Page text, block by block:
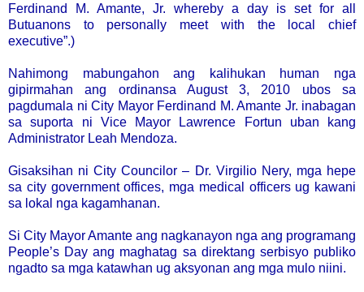
Ferdinand M. Amante, Jr. whereby a day is set for all
Butuanons to personally meet with the local chief
executive”.)
Nahimong mabungahon ang kalihukan human nga
gipirmahan ang ordinansa August 3, 2010 ubos sa
pagdumala ni City Mayor Ferdinand M. Amante Jr. inabagan
sa suporta ni Vice Mayor Lawrence Fortun uban kang
Administrator Leah Mendoza.
Gisaksihan ni City Councilor – Dr. Virgilio Nery, mga hepe
sa city government offices, mga medical officers ug kawani
sa lokal nga kagamhanan.
Si City Mayor Amante ang nagkanayon nga ang programang
People’s Day ang maghatag sa direktang serbisyo publiko
ngadto sa mga katawhan ug aksyonan ang mga mulo niini.